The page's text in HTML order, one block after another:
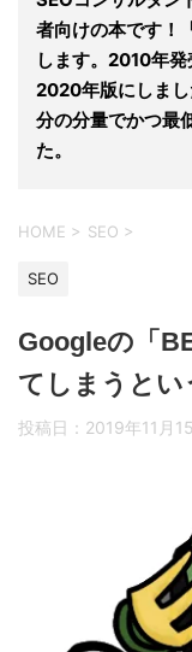
者向けの本です！
します。2010年
2020年版にしま
分の分量でかつ最
た。
HOME > SEO >
SEO
Googleの「
てしまうとい
投稿日： 2019年11月